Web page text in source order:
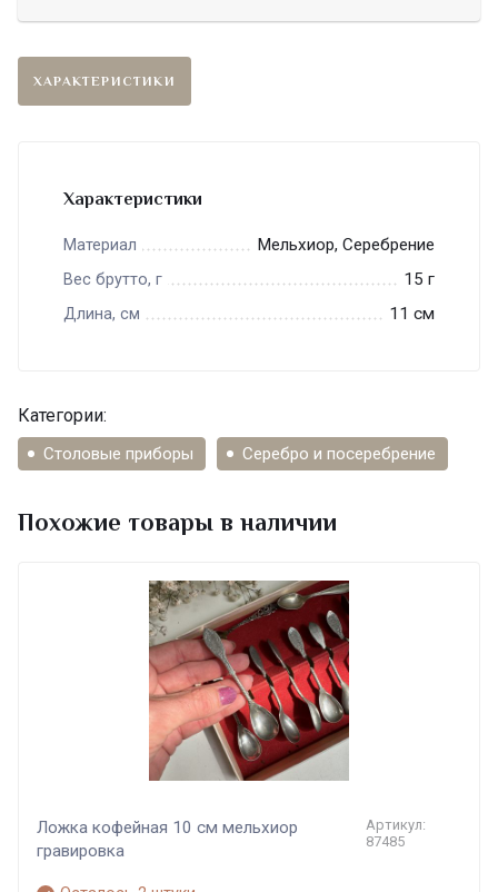
ХАРАКТЕРИСТИКИ
Характеристики
Материал Мельхиор, Серебрение
Вес брутто, г 15 г
Длина, см 11 см
Категории:
Столовые приборы Серебро и посеребрение
Похожие товары в наличии
Ложка кофейная 10 см мельхиор
гравировка
Артикул:
87485